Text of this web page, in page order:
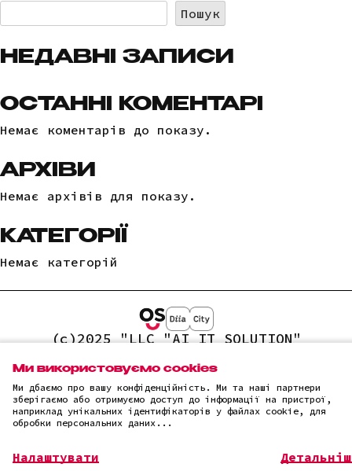
Пошук
НЕДАВНІ ЗАПИСИ
ОСТАННІ КОМЕНТАРІ
Немає коментарів до показу.
АРХІВИ
Немає архівів для показу.
КАТЕГОРІЇ
Немає категорій
(c)2025 "LLC "AI IT SOLUTION"
Ми використовуємо cookies
Ми дбаємо про вашу конфіденційність. Ми та наші партнери
зберігаємо або отримуємо доступ до інформації на пристрої,
наприклад унікальних ідентифікаторів у файлах cookie, для
обробки персональних даних...
Налаштувати